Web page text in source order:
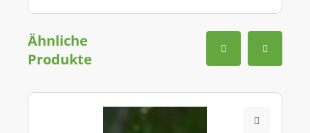
Ähnliche
Produkte